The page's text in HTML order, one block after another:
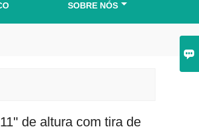

SOBRE NÓS
de altura com tira de